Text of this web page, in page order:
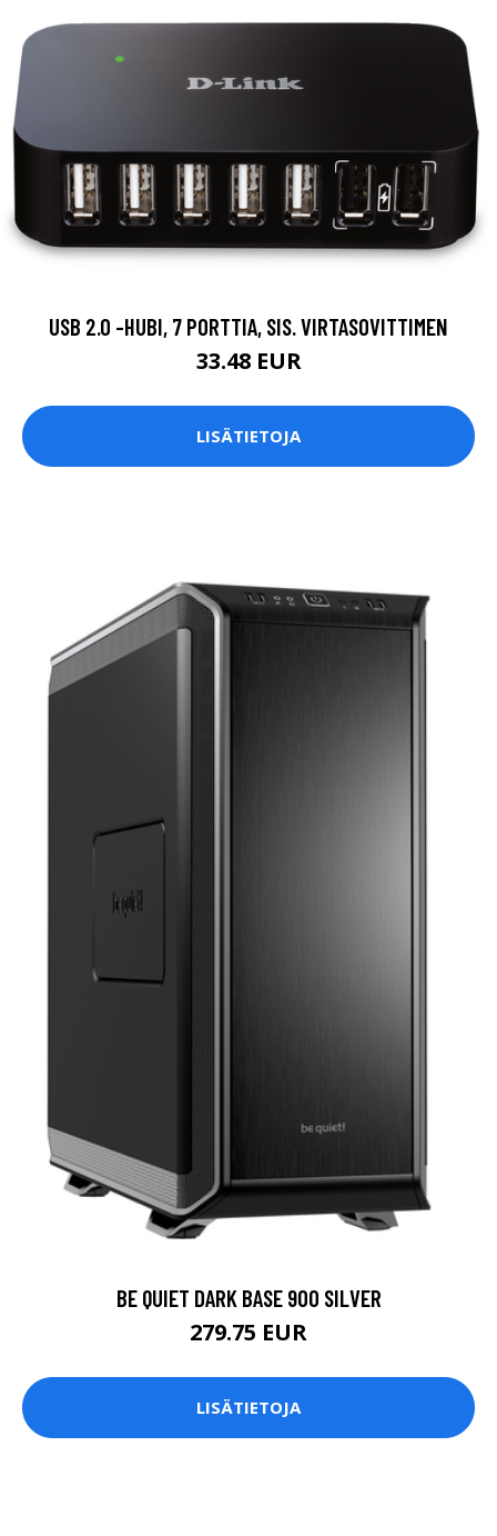
USB 2.0 -HUBI, 7 PORTTIA, SIS. VIRTASOVITTIMEN
33.48 EUR
LISÄTIETOJA
BE QUIET DARK BASE 900 SILVER
279.75 EUR
LISÄTIETOJA